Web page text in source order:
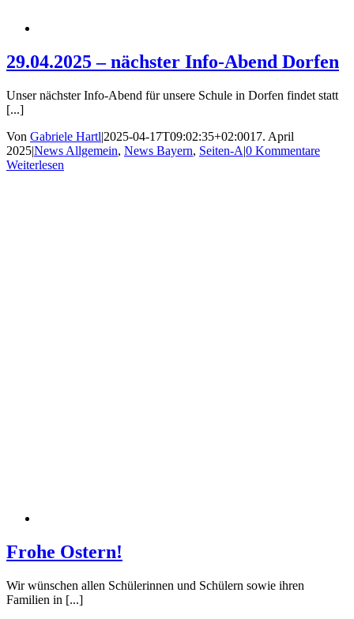
29.04.2025 – nächster Info-Abend Dorfen
Unser nächster Info-Abend für unsere Schule in Dorfen findet statt
[...]
Von Gabriele Hartl|2025-04-17T09:02:35+02:0017. April
2025|News Allgemein, News Bayern, Seiten-A|0 Kommentare
Weiterlesen
Frohe Ostern!
Wir wünschen allen Schülerinnen und Schülern sowie ihren
Familien in [...]